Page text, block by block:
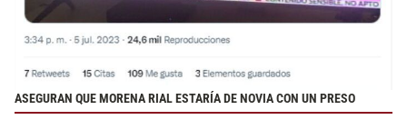
ASEGURAN QUE MORENA RIAL ESTARÍA DE NOVIA CON UN PRESO